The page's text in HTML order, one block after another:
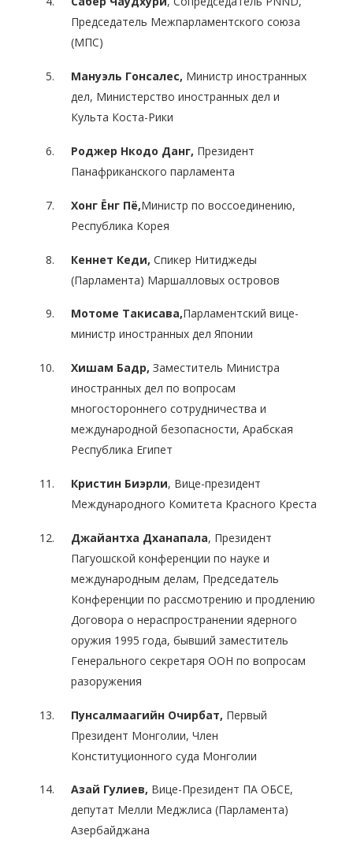
Председатель Межпарламентского союза
(МПС)
Мануэль Гонсалес, Министр иностранных
дел, Министерство иностранных дел и
Культа Коста-Рики
Роджер Нкодо Данг, Президент
Панафриканского парламента
Хонг Ёнг Пё,Министр по воссоединению,
Республика Корея
Кеннет Кеди, Спикер Нитиджеды
(Парламента) Маршалловых островов
Мотоме Такисава,Парламентский вице-
министр иностранных дел Японии
Хишам Бадр, Заместитель Министра
иностранных дел по вопросам
многостороннего сотрудничества и
международной безопасности, Арабская
Республика Египет
Кристин Биэрли, Вице-президент
Международного Комитета Красного Креста
Джайантха Дханапала, Президент
Пагуошской конференции по науке и
международным делам, Председатель
Конференции по рассмотрению и продлению
Договора о нераспространении ядерного
оружия 1995 года, бывший заместитель
Генерального секретаря ООН по вопросам
разоружения
Пунсалмаагийн Очирбат, Первый
Президент Монголии, Член
Конституционного суда Монголии
Азай Гулиев, Вице-Президент ПА ОБСЕ,
депутат Мелли Меджлиса (Парламента)
Азербайджана